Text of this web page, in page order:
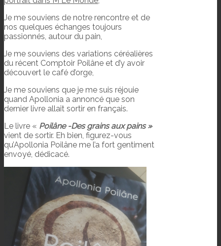
Je me souviens de notre rencontre et de
nos quelques échanges toujours
passionnés, autour du pain,
Je me souviens des variations céréalières
du récent Comptoir Poilâne et d’y avoir
découvert le café d’orge,
Je me souviens que je me suis réjouie
quand Apollonia a annoncé que son
dernier livre allait sortir en français.
Le livre « Poilâne -Des grains aux pains »
vient de sortir. Eh bien, figurez-vous
qu’Apollonia Poilâne me l’a fort gentiment
envoyé, dédicacé.